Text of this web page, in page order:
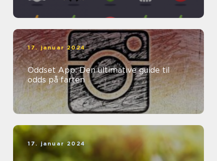
17. januar 2024
Oddset App: Den ultimative guide til
odds på farten
17. januar 2024